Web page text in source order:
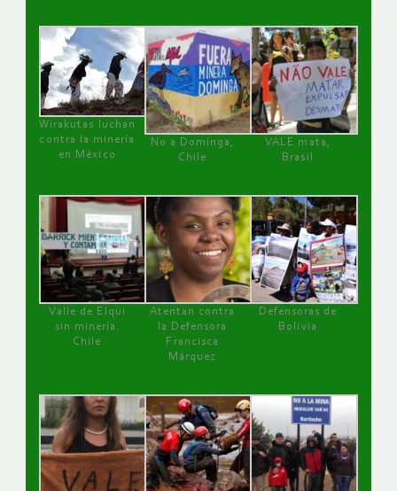
Wirakutas luchan
contra la minería
en México
No a Dominga,
Chile
VALE mata,
Brasil
Valle de Elqui
sin minería.
Chile
Atentan contra
la Defensora
Francisca
Márquez
Defensoras de
Bolivia